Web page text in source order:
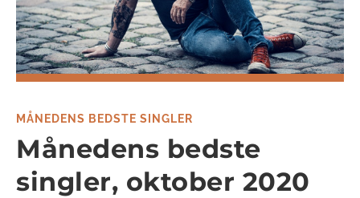
MÅNEDENS BEDSTE SINGLER
Månedens bedste
singler, oktober 2020